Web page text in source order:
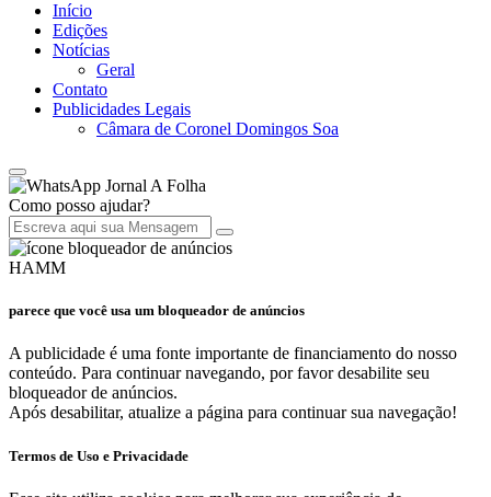
Início
Edições
Notícias
Geral
Contato
Publicidades Legais
Câmara de Coronel Domingos Soa
Jornal A Folha
Como posso ajudar?
HAMM
parece que você usa um bloqueador de anúncios
A publicidade é uma fonte importante de financiamento do nosso
conteúdo. Para continuar navegando, por favor desabilite seu
bloqueador de anúncios.
Após desabilitar, atualize a página para continuar sua navegação!
Termos de Uso e Privacidade